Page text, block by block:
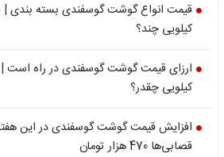
قیمت انواع گوشت گوسفندی بسته بندی
کیلویی چند؟
ارزای قیمت گوشت گوسفندی در راه است |
کیلویی چقدر؟
افزایش قیمت گوشت گوسفندی در این
قصابی‌ها 470 هزار تومان‌